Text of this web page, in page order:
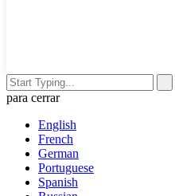
para cerrar
English
French
German
Portuguese
Spanish